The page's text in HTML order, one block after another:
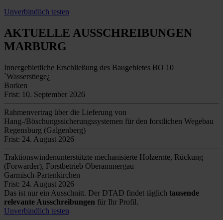
Unverbindlich testen
AKTUELLE AUSSCHREIBUNGEN
MARBURG
Innergebietliche Erschließung des Baugebietes BO 10
`Wasserstiege¿
Borken
Frist: 10. September 2026
Rahmenvertrag über die Lieferung von
Hang-/Böschungssicherungssystemen für den forstlichen Wegebau
Regensburg (Galgenberg)
Frist: 24. August 2026
Traktionswindenunterstützte mechanisierte Holzernte, Rückung
(Forwarder), Forstbetrieb Oberammergau
Garmisch-Partenkirchen
Frist: 24. August 2026
Das ist nur ein Ausschnitt. Der DTAD findet täglich tausende
relevante Ausschreibungen für Ihr Profil.
Unverbindlich testen